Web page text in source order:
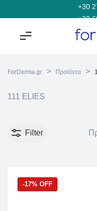
+30
+30
ForDerma.gr > Προϊόντα >
111 ELIES
Filter
-17% OFF